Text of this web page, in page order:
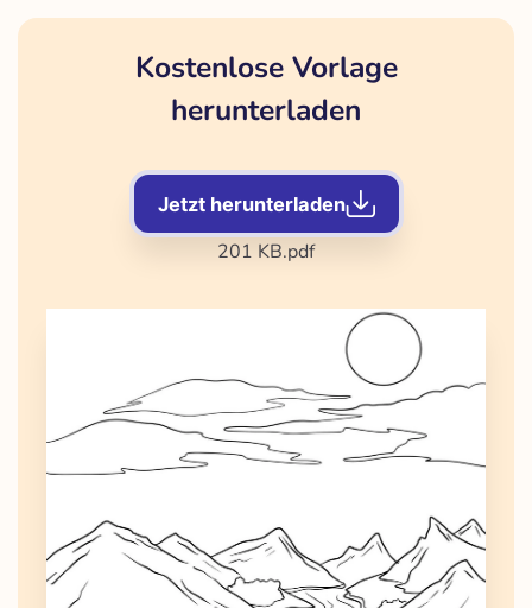
Kostenlose Vorlage
herunterladen
Jetzt herunterladen
201 KB.pdf